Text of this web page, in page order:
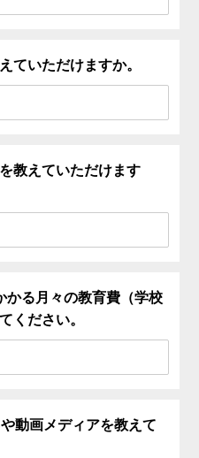
ていただけますか。
教えていただけます
かる月々の教育費（学校
ください。
動画メディアを教えて